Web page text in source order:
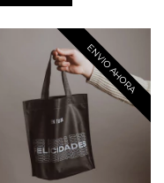
ENVIO AHORA